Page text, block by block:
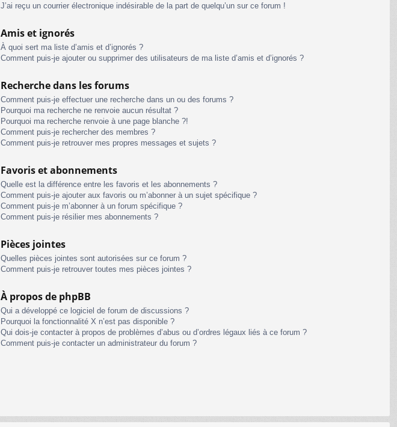
J’ai reçu un courrier électronique indésirable de la part de quelqu’un sur ce forum !
Amis et ignorés
À quoi sert ma liste d’amis et d’ignorés ?
Comment puis-je ajouter ou supprimer des utilisateurs de ma liste d’amis et d’ignorés ?
Recherche dans les forums
Comment puis-je effectuer une recherche dans un ou des forums ?
Pourquoi ma recherche ne renvoie aucun résultat ?
Pourquoi ma recherche renvoie à une page blanche ?!
Comment puis-je rechercher des membres ?
Comment puis-je retrouver mes propres messages et sujets ?
Favoris et abonnements
Quelle est la différence entre les favoris et les abonnements ?
Comment puis-je ajouter aux favoris ou m’abonner à un sujet spécifique ?
Comment puis-je m’abonner à un forum spécifique ?
Comment puis-je résilier mes abonnements ?
Pièces jointes
Quelles pièces jointes sont autorisées sur ce forum ?
Comment puis-je retrouver toutes mes pièces jointes ?
À propos de phpBB
Qui a développé ce logiciel de forum de discussions ?
Pourquoi la fonctionnalité X n’est pas disponible ?
Qui dois-je contacter à propos de problèmes d’abus ou d’ordres légaux liés à ce forum ?
Comment puis-je contacter un administrateur du forum ?